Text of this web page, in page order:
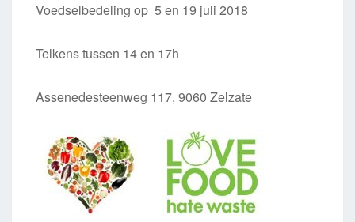
Voedselbedeling op 5 en 19 juli 2018
Telkens tussen 14 en 17h
Assenedesteenweg 117, 9060 Zelzate